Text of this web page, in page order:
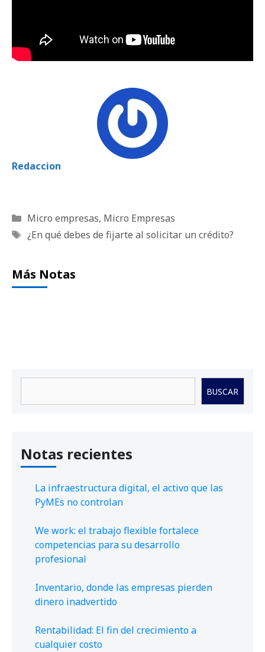
Redaccion
Categorías
Micro empresas, Micro Empresas
Etiquetas
¿En qué debes de fijarte al solicitar un crédito?
Más Notas
BUSCAR
Notas recientes
La infraestructura digital, el activo que las
PyMEs no controlan
We work: el trabajo flexible fortalece
competencias para su desarrollo
profesional
Inventario, donde las empresas pierden
dinero inadvertido
Rentabilidad: El fin del crecimiento a
cualquier costo